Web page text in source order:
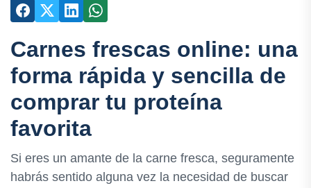
Carnes frescas online: una
forma rápida y sencilla de
comprar tu proteína
favorita
Si eres un amante de la carne fresca, seguramente
habrás sentido alguna vez la necesidad de buscar